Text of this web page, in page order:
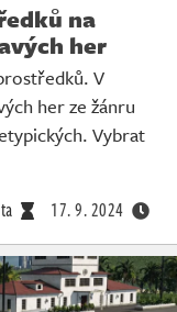
na
her
V
her ze žánru
Vybrat
17. 9. 2024